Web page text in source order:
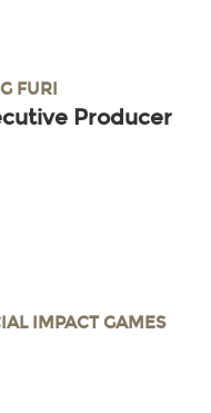
FURI
Producer
IMPACT GAMES